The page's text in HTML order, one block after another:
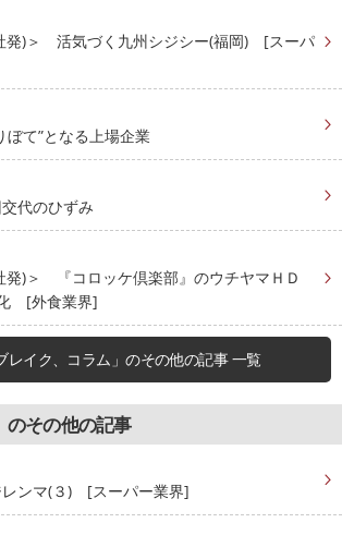
発)＞ 活気づく九州シジシー(福岡) [スーパ
て”となる上場企業
代のひずみ
発)＞ 『コロッケ倶楽部』のウチヤマＨＤ
[外食業界]
レイク、コラム」のその他の記事 一覧
のその他の記事
レンマ(３) [スーパー業界]